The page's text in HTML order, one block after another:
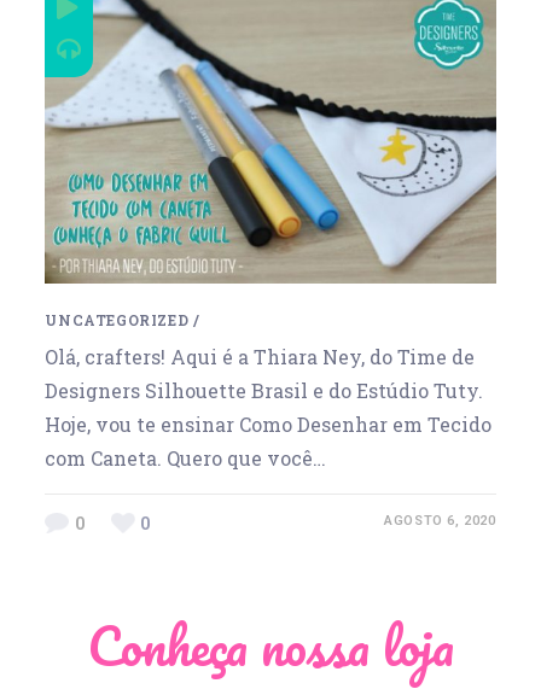
UNCATEGORIZED /
Olá, crafters! Aqui é a Thiara Ney, do Time de
Designers Silhouette Brasil e do Estúdio Tuty.
Hoje, vou te ensinar Como Desenhar em Tecido
com Caneta. Quero que você…
0 0 AGOSTO 6, 2020
Conheça nossa loja